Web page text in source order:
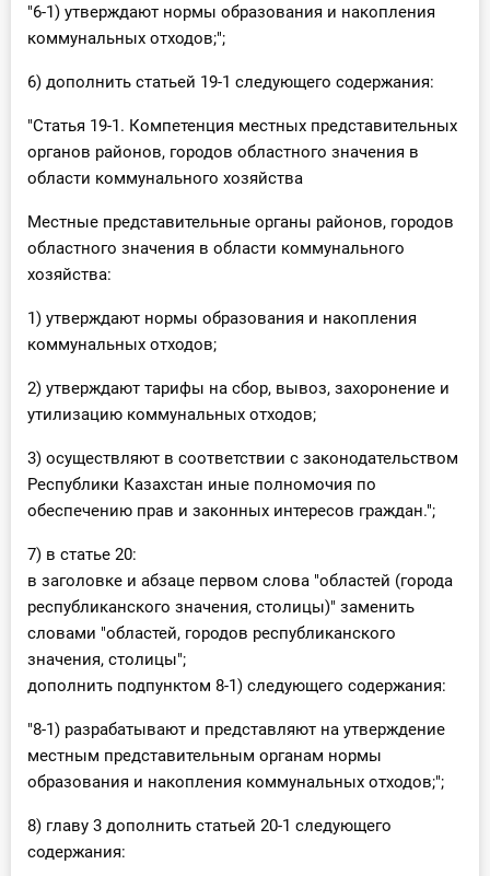
"6-1) утверждают нормы образования и накопления
коммунальных отходов;";
6) дополнить статьей 19-1 следующего содержания:
"Статья 19-1. Компетенция местных представительных
органов районов, городов областного значения в
области коммунального хозяйства
Местные представительные органы районов, городов
областного значения в области коммунального
хозяйства:
1) утверждают нормы образования и накопления
коммунальных отходов;
2) утверждают тарифы на сбор, вывоз, захоронение и
утилизацию коммунальных отходов;
3) осуществляют в соответствии с законодательством
Республики Казахстан иные полномочия по
обеспечению прав и законных интересов граждан.";
7) в статье 20:
в заголовке и абзаце первом слова "областей (города
республиканского значения, столицы)" заменить
словами "областей, городов республиканского
значения, столицы";
дополнить подпунктом 8-1) следующего содержания:
"8-1) разрабатывают и представляют на утверждение
местным представительным органам нормы
образования и накопления коммунальных отходов;";
8) главу 3 дополнить статьей 20-1 следующего
содержания: